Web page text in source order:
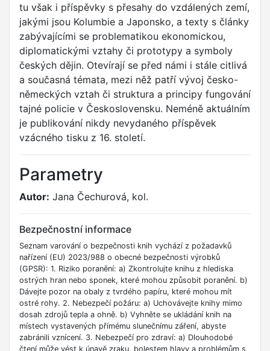
tu však i příspěvky s přesahy do vzdálených zemí,
jakými jsou Kolumbie a Japonsko, a texty s články
zabývajícími se problematikou ekonomickou,
diplomatickými vztahy či prototypy a symboly
českých dějin. Otevírají se před námi i stále citlivá
a současná témata, mezi něž patří vývoj česko-
německých vztah či struktura a principy fungování
tajné policie v Československu. Neméně aktuálním
je publikování nikdy nevydaného příspěvek
vzácného tisku z 16. století.
Parametry
Autor: Jana Čechurová, kol.
Bezpečnostní informace
Seznam varování o bezpečnosti knih vychází z požadavků
nařízení (EU) 2023/988 o obecné bezpečnosti výrobků
(GPSR): 1. Riziko poranění: a) Zkontrolujte knihu z hlediska
ostrých hran nebo sponek, které mohou způsobit poranění. b)
Dávejte pozor na obaly z tvrdého papíru, které mohou mít
ostré rohy. 2. Nebezpečí požáru: a) Uchovávejte knihy mimo
dosah zdrojů tepla a ohně. b) Vyhněte se ukládání knih na
místech vystavených přímému slunečnímu záření, abyste
zabránili vznícení. 3. Nebezpečí pro zdraví: a) Dlouhodobé
čtení může vést k únavě zraku, bolestem hlavy a problémům s